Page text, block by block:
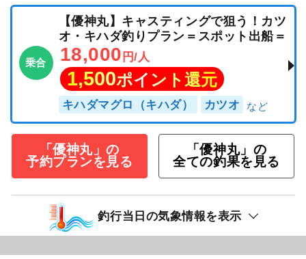
乗合
【優神丸】キャスティングで狙う！カツ
オ・キハダ釣りプラン＝スポット出船＝
18,000 円/人
1,500ポイント還元
キハダマグロ（キハダ） カツオ
「優神丸」の
予約プランを見る
「優神丸」の
全ての釣果を見る
釣行当日の気象情報を表示